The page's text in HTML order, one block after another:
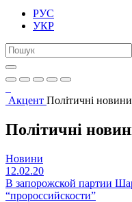
РУС
УКР
Акцент Політичні новини
Політичні
Новини
12.02.20
В запорожской партии
“пророссийскости”